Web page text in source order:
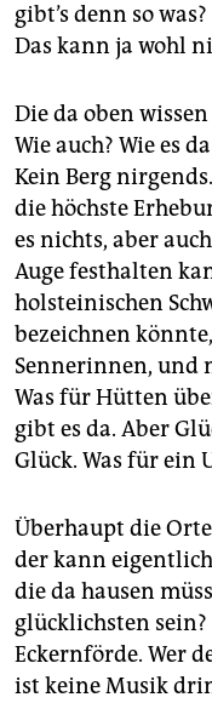
abo
epaper login
gibt’s denn so
Das kann ja wohl
Die da oben
Wie auch? Wie es
Kein Berg
die höchste
es nichts, aber
Auge festhalten
holsteinischen
bezeichnen
Sennerinnen, und
Was für Hütten
gibt es da. Aber
Glück. Was für ein
Überhaupt die
der kann
die da hausen
glücklichsten
Eckernförde. Wer
ist keine Musik